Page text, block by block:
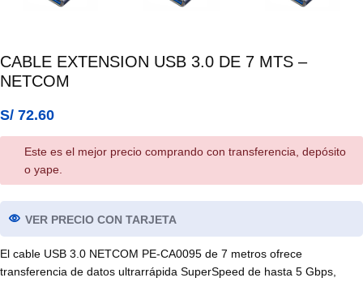
CABLE EXTENSION USB 3.0 DE 7 MTS –
NETCOM
S/ 72.60
Este es el mejor precio comprando con transferencia, depósito
o yape.
VER PRECIO CON TARJETA
El cable USB 3.0 NETCOM PE-CA0095 de 7 metros ofrece
transferencia de datos ultrarrápida SuperSpeed de hasta 5 Gbps,